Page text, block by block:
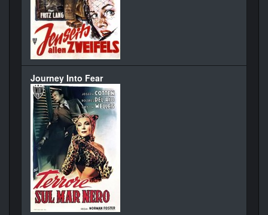
Journey Into Fear